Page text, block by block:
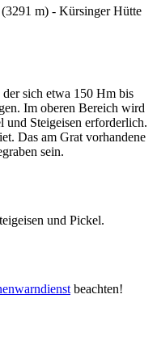
m) - Kürsinger Hütte
sich etwa 150 Hm bis
Im oberen Bereich wird
und Steigeisen erforderlich.
Das am Grat vorhandene
sein.
und Pickel.
beachten!